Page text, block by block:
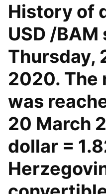
History of
USD /BAM
Thursday,
2020. The
was
20 March
dollar =